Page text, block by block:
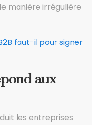
manière irrégulière
faut-il pour signer
aux
les entreprises